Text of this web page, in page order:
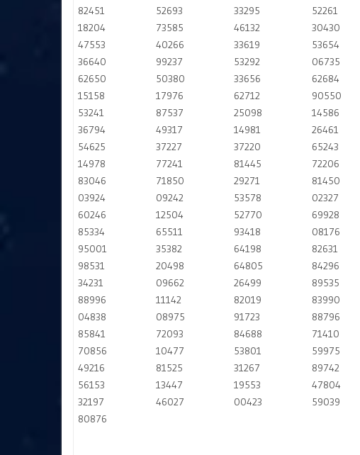
82451
52693 33295 52261
18204
73585 46132 30430
47553
40266 33619 53654
36640
99237 53292 06735
62650
50380 33656 62684
15158
17976 62712 90550
53241
87537 25098 14586
36794
49317 14981 26461
54625
37227 37220 65243
14978
77241 81445 72206
83046
71850 29271 81450
03924
09242 53578 02327
60246
12504 52770 69928
85334
65511 93418 08176
95001
35382 64198 82631
98531
20498 64805 84296
34231
09662 26499 89535
88996
11142 82019 83990
04838
08975 91723 88796
85841
72093 84688 71410
70856
10477 53801 59975
49216
81525 31267 89742
56153
13447 19553 47804
32197
46027 00423 59039
80876